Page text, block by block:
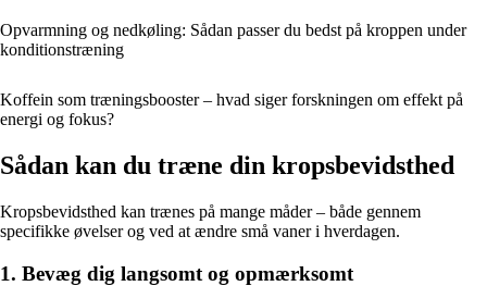
Opvarmning og nedkøling: Sådan passer du bedst på kroppen under
konditionstræning
Koffein som træningsbooster – hvad siger forskningen om effekt på
energi og fokus?
Sådan kan du træne din kropsbevidsthed
Kropsbevidsthed kan trænes på mange måder – både gennem
specifikke øvelser og ved at ændre små vaner i hverdagen.
1. Bevæg dig langsomt og opmærksomt